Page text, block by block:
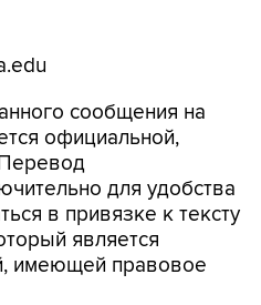
сообщения на
официальной,
для удобства
в привязке к тексту
является
имеющей правовое